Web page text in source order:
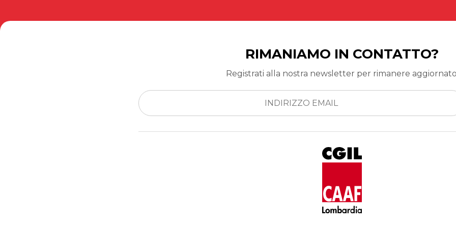
RIMANIAMO IN CONTATTO?
Registrati alla nostra newsletter per rimanere